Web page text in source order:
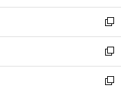
開
く
ウ
で
開
く
ン
ド
ウ
で
開
く
ウ
ィ
ン
ド
ウ
で
新
し
い
ウ
ィ
新
し
い
新